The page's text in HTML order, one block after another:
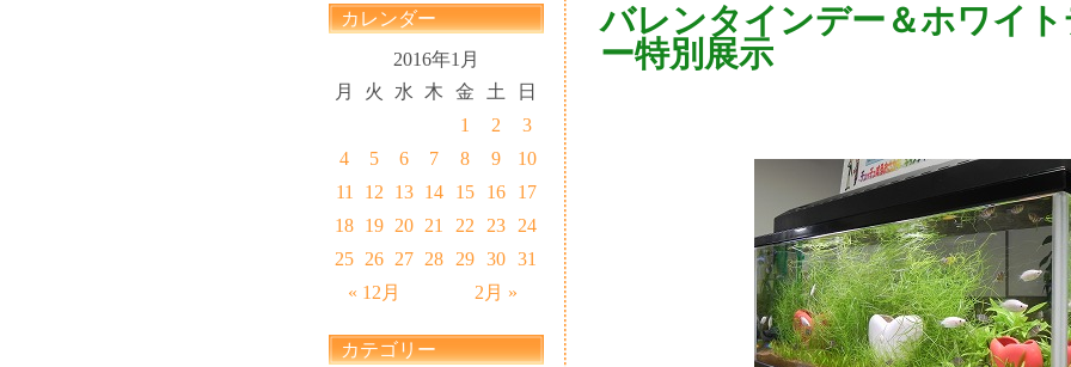
カレンダー
2016年1月
月
火 水 木 金 土 日
« 12月 2月 »
1 2
3
4
5 6 7 8 9
10
11
12 13 14 15 16
17
18 19 20 21 22 23
24
25 26 27 28 29 30 31
カテゴリー
バレンタインデー＆ホワイト
ー特別展示